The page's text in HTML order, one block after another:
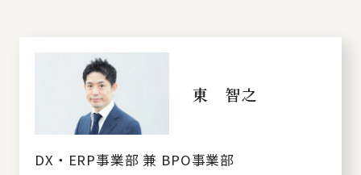
東 智之
DX・ERP事業部 兼 BPO事業部